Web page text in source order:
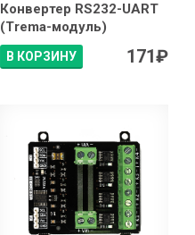
Конвертер RS232-UART
(Trema-модуль)
В КОРЗИНУ 171₽